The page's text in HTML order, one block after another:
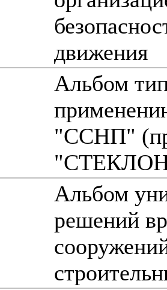
движения
Альбом
"ССНП"
Альбом
решений